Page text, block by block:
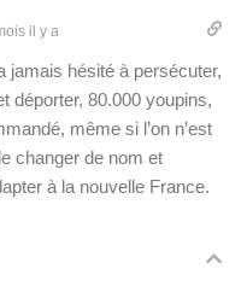
il y a
jamais hésité à persécuter,
déporter, 80.000 youpins,
même si l’on n’est
changer de nom et
à la nouvelle France.